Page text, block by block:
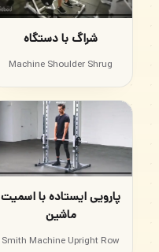
شراگ با دستگاه
Machine Shoulder Shrug
پارویی ایستاده با اسمیت
ماشین
Smith Machine Upright Row